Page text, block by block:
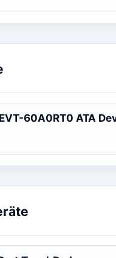
60A0RT0 ATA